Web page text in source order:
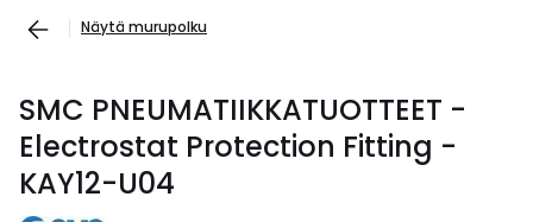
Näytä murupolku
SMC PNEUMATIIKKATUOTTEET -
Electrostat Protection Fitting -
KAY12-U04